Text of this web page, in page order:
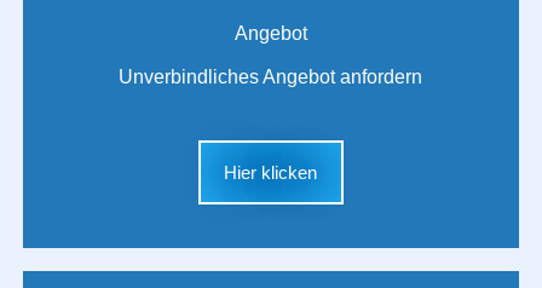
Angebot
Unverbindliches Angebot anfordern
Hier klicken